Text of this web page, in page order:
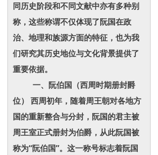
同历史阶段和不同文献中亦有多种别
称，这些称谓不仅体现了阮国在政
治、地理和族源方面的特征，也为我
们研究其历史地位与文化背景提供了
重要依据。
一、阮伯国（西周时期册封爵
位） 西周初年，随着周王朝对各地方
国的重新整合与分封，阮国的君主被
周王室正式册封为伯爵，从此阮国被
称为“阮伯国”。这一称号标志着阮国